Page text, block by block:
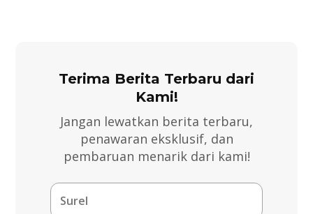
Terima Berita Terbaru dari
Kami!
Jangan lewatkan berita terbaru,
penawaran eksklusif, dan
pembaruan menarik dari kami!